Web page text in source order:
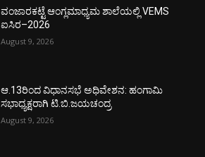
ವಂಜಾರಕಟ್ಟೆ ಆಂಗ್ಲಮಾಧ್ಯಮ ಶಾಲೆಯಲ್ಲಿ VEMS
ಐಸಿರ–2026
August 9, 2026
ಆ.13ರಿಂದ ವಿಧಾನಸಭೆ ಅಧಿವೇಶನ: ಹಂಗಾಮಿ
ಸಭಾಧ್ಯಕ್ಷರಾಗಿ ಟಿ.ಬಿ.ಜಯಚಂದ್ರ
August 9, 2026